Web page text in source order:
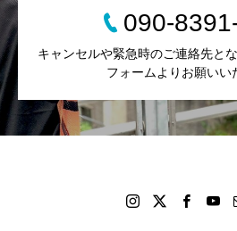
090-
キャンセルや緊急時のご連絡先と
フォームよりお願いい